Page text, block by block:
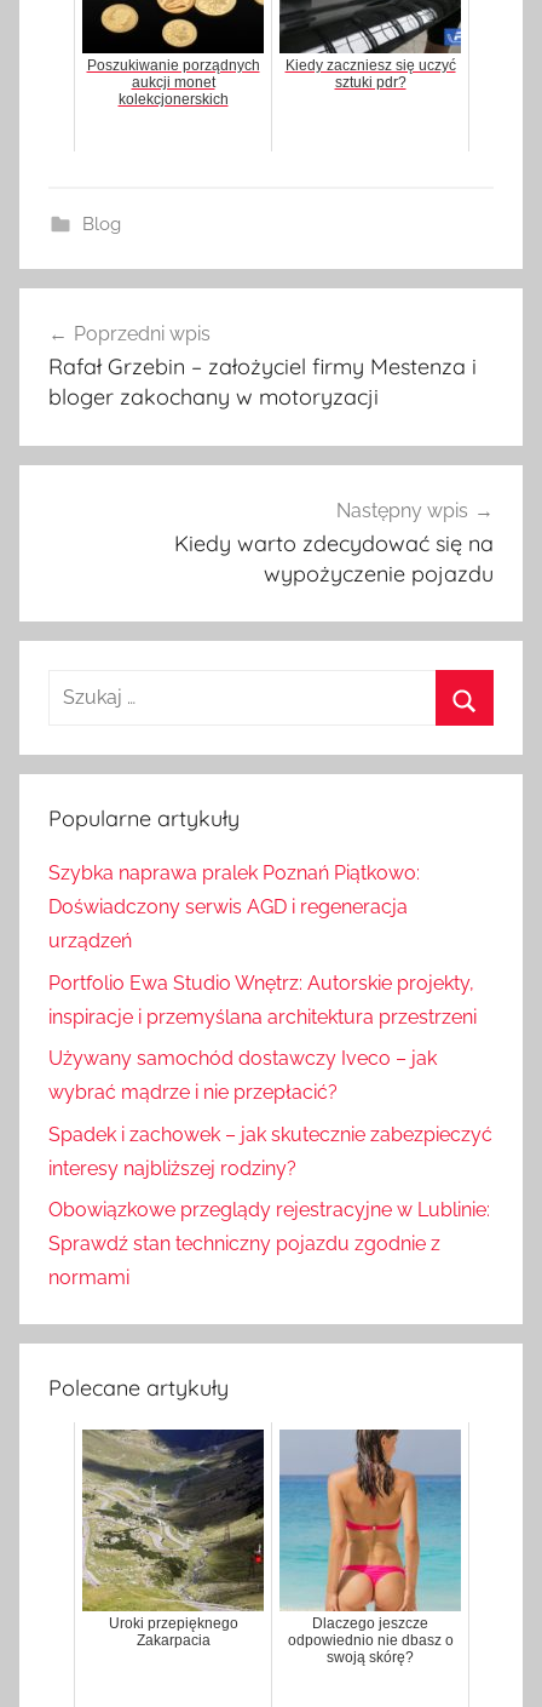
Poszukiwanie porządnych
aukcji monet
kolekcjonerskich
Kiedy zaczniesz się uczyć
sztuki pdr?
Blog
Nawigacja
wpisu
Poprzedni wpis
Rafał Grzebin – założyciel firmy Mestenza i
bloger zakochany w motoryzacji
Następny wpis
Kiedy warto zdecydować się na
wypożyczenie pojazdu
u
a
z
Popularne artykuły
Szybka naprawa pralek Poznań Piątkowo:
Doświadczony serwis AGD i regeneracja
urządzeń
Portfolio Ewa Studio Wnętrz: Autorskie projekty,
inspiracje i przemyślana architektura przestrzeni
Używany samochód dostawczy Iveco – jak
wybrać mądrze i nie przepłacić?
Spadek i zachowek – jak skutecznie zabezpieczyć
interesy najbliższej rodziny?
Obowiązkowe przeglądy rejestracyjne w Lublinie:
Sprawdź stan techniczny pojazdu zgodnie z
normami
Polecane artykuły
Uroki przepięknego
Zakarpacia
Dlaczego jeszcze
odpowiednio nie dbasz o
swoją skórę?